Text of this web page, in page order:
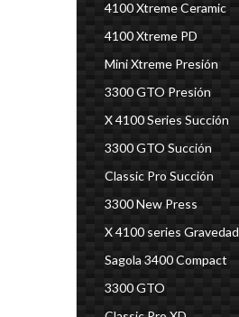
4100 Xtreme Ceramic
4100 Xtreme PD
Mini Xtreme Presión
3300 GTO Presión
X 4100 Series Succión
3300 GTO Succión
Classic Pro Succión
3300 New Press
X 4100 series Gravedad
Sagola 3400 Compact
3300 GTO